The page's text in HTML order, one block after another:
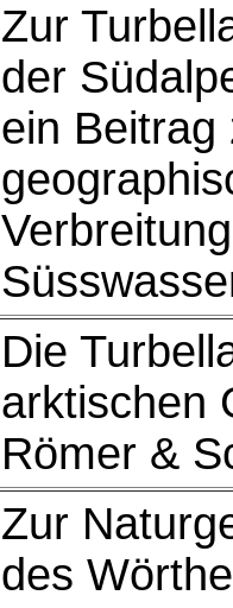
Zur
der
ein Beitrag
Die
arktischen
Römer &
Zur
des